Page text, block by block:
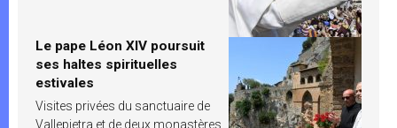
Le pape Léon XIV poursuit
ses haltes spirituelles
estivales
Visites privées du sanctuaire de
Vallepietra et de deux monastères